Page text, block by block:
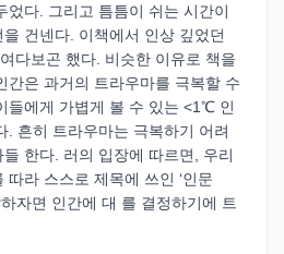
었다. 그리고 틈틈이 쉬는 시간이
건넨다. 이책에서 인상 깊었던
다보곤 했다. 비슷한 이유로 책을
간은 과거의 트라우마를 극복할 수
들에게 가볍게 볼 수 있는 <1℃ 인
. 흔히 트라우마는 극복하기 어려
한다. 러의 입장에 따르면, 우리
라 스스로 제목에 쓰인 ‘인문
자면 인간에 대 를 결정하기에 트